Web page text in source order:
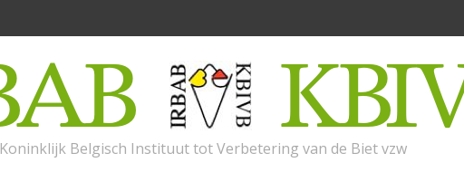
Koninklijk Belgisch Instituut tot Verbetering van de Biet vzw